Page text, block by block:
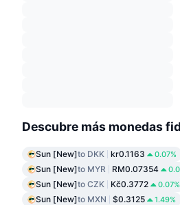
Descubre más monedas
Sun [New]to DKK kr0.1163 0.07%
Sun [New]to MYR RM0.07354
Sun [New]to CZK Kč0.3772 0.07%
Sun [New]to MXN $0.3125 1.49%